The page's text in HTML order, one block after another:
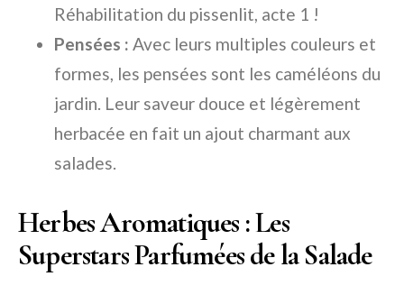
Réhabilitation du pissenlit, acte 1 !
Pensées : Avec leurs multiples couleurs et
formes, les pensées sont les caméléons du
jardin. Leur saveur douce et légèrement
herbacée en fait un ajout charmant aux
salades.
Herbes Aromatiques : Les
Superstars Parfumées de la Salade